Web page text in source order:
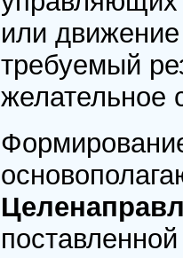
или
требуемый
желательное